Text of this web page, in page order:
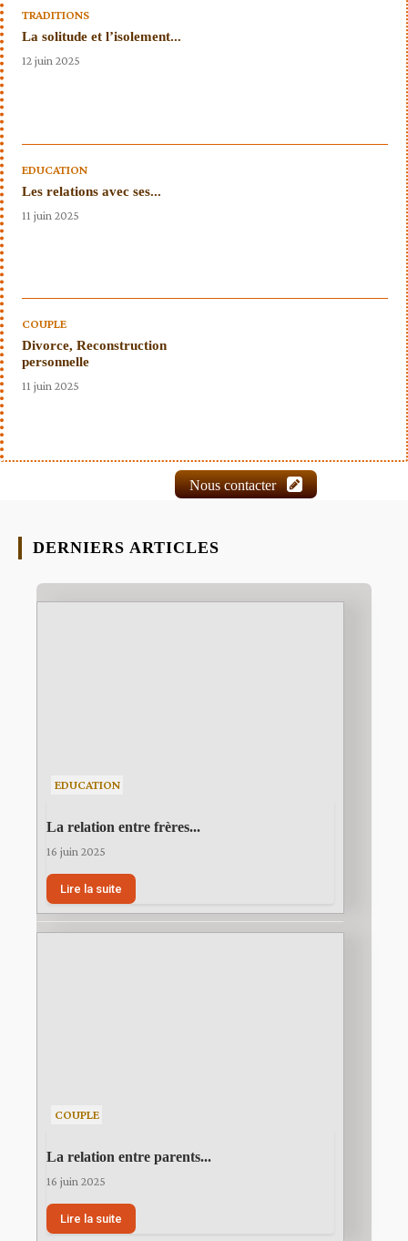
TRADITIONS
La solitude et l’isolement...
12 juin 2025
EDUCATION
Les relations avec ses...
11 juin 2025
COUPLE
Divorce, Reconstruction
personnelle
11 juin 2025
Nous contacter
DERNIERS ARTICLES
EDUCATION
La relation entre frères...
16 juin 2025
Lire la suite
COUPLE
La relation entre parents...
16 juin 2025
Lire la suite